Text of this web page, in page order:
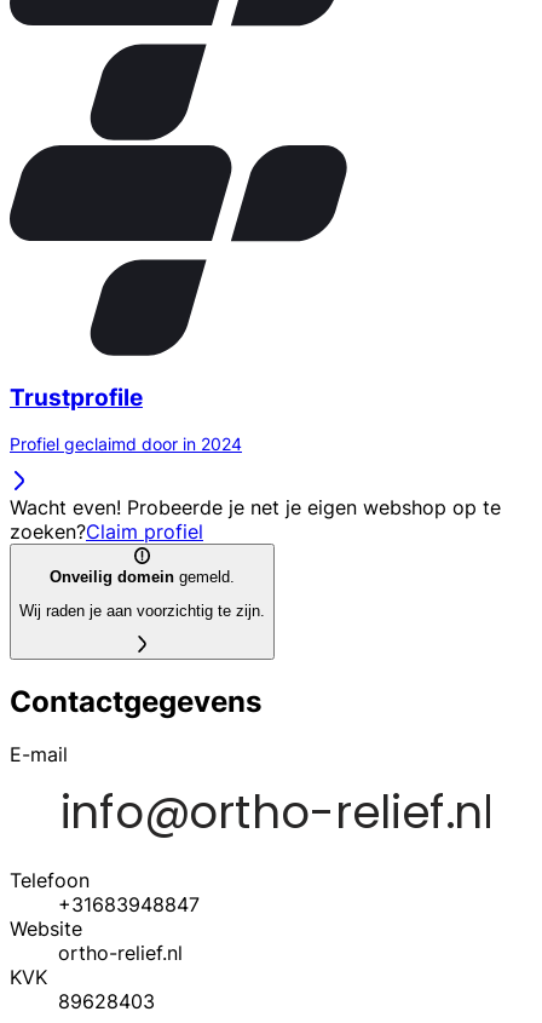
Trustprofile
Profiel geclaimd door in 2024
Wacht even! Probeerde je net je eigen webshop op te
zoeken?Claim profiel
Onveilig domein gemeld.
Wij raden je aan voorzichtig te zijn.
Contactgegevens
E-mail
Telefoon
+31683948847
Website
ortho-relief.nl
KVK
89628403